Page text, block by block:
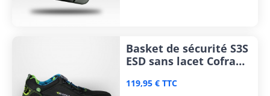
Basket de sécurité S3S
ESD sans lacet Cofra
119,95 € TTC